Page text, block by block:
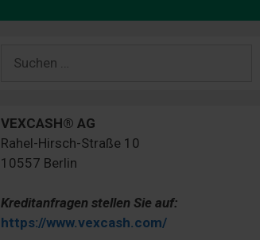
nach:
VEXCASH® AG
Rahel-Hirsch-Straße 10
10557 Berlin
Kreditanfragen stellen Sie auf:
https://www.vexcash.com/